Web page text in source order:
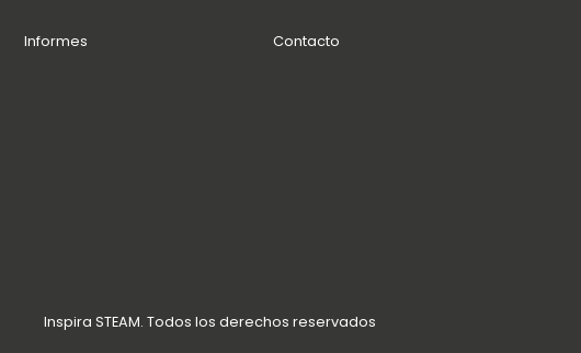
Informes Contacto
Inspira STEAM. Todos los derechos reservados